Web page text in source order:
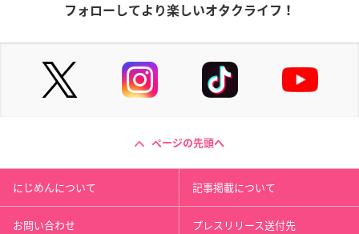
フォローしてより楽しいオタクライフ！
ページの先頭へ
にじめんについて 記事掲載について
お問い合わせ プレスリリース送付先